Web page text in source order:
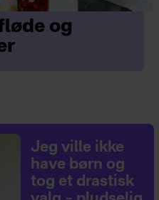
og
Jeg ville ikke
have børn og
tog et drastisk